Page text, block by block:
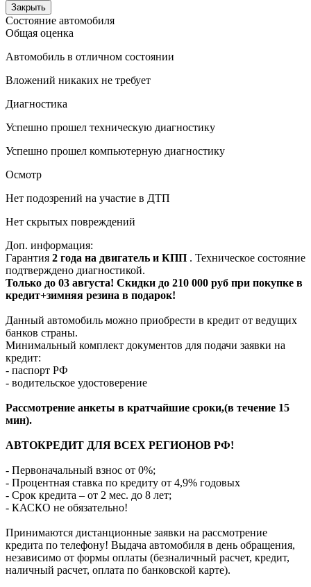
Закрыть
Состояние автомобиля
Общая оценка
Автомобиль в отличном состоянии
Вложений никаких не требует
Диагностика
Успешно прошел техническую диагностику
Успешно прошел компьютерную диагностику
Осмотр
Нет подозрений на участие в ДТП
Нет скрытых повреждений
Доп. информация:
Гарантия 2 года на двигатель и КПП . Техническое состояние
подтверждено диагностикой.
Только до 03 августа! Скидки до 210 000 руб при покупке в
кредит+зимняя резина в подарок!
Данный автомобиль можно приобрести в кредит от ведущих
банков страны.
Минимальный комплект документов для подачи заявки на
кредит:
- паспорт РФ
- водительское удостоверение
Рассмотрение анкеты в кратчайшие сроки,(в течение 15
мин).
АВТОКРЕДИТ ДЛЯ ВСЕХ РЕГИОНОВ РФ!
- Первоначальный взнос от 0%;
- Процентная ставка по кредиту от 4,9% годовых
- Срок кредита – от 2 мес. до 8 лет;
- КАСКО не обязательно!
Принимаются дистанционные заявки на рассмотрение
кредита по телефону! Выдача автомобиля в день обращения,
независимо от формы оплаты (безналичный расчет, кредит,
наличный расчет, оплата по банковской карте).